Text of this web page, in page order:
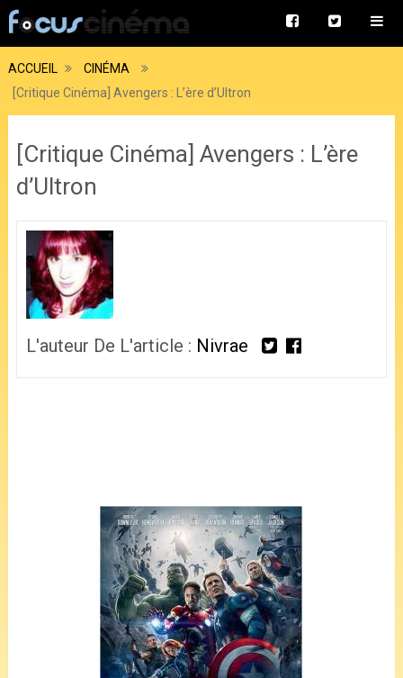
ACCUEIL
CINÉMA
[Critique Cinéma] Avengers : L’ère d’Ultron
[Critique Cinéma] Avengers : L’ère
d’Ultron
L'auteur De L'article : Nivrae